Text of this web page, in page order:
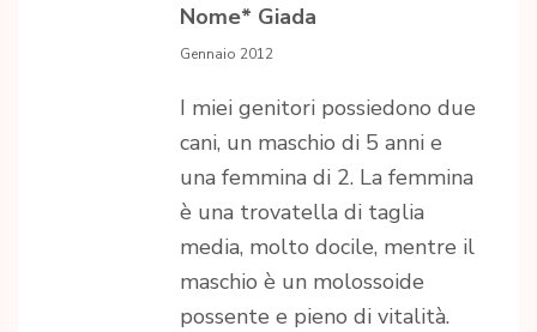
Nome* Giada
Gennaio 2012
I miei genitori possiedono due
cani, un maschio di 5 anni e
una femmina di 2. La femmina
è una trovatella di taglia
media, molto docile, mentre il
maschio è un molossoide
possente e pieno di vitalità.